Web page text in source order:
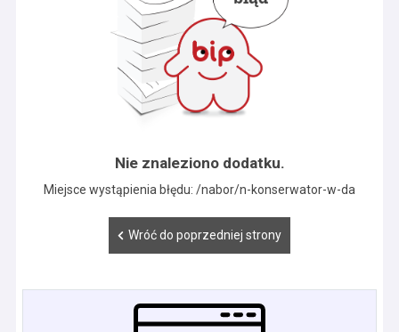
Nie znaleziono dodatku.
Miejsce wystąpienia błędu: /nabor/n-konserwator-w-da
Wróć do poprzedniej strony